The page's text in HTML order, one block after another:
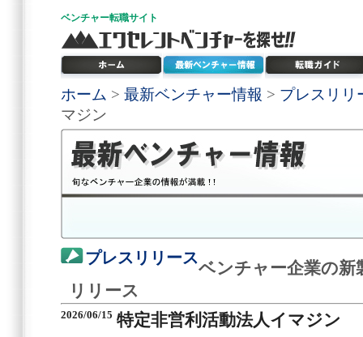
ベンチャー転職サイト
ホーム > 最新ベンチャー情報 > プレスリリ
マジン
プレスリリース
ベンチャー企業の新
リリース
2026/06/15 特定非営利活動法人イマジン